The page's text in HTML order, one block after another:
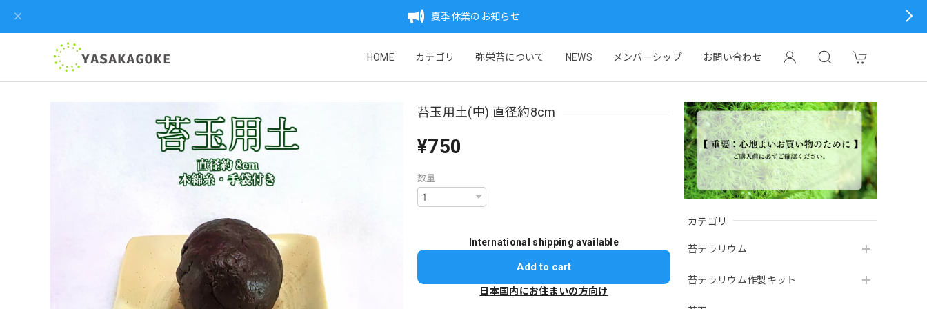
夏季休業のお知らせ
HOME カテゴリ 弥栄苔について NEWS メンバーシップ お問い合わせ
カテゴリ
苔テラリウム
苔テラリウム作製キット
苔玉用土(中) 直径約8cm
¥750
数量
International shipping available
Add to cart
日本国内にお住まいの方向け